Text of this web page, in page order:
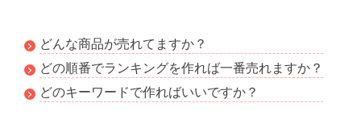
どんな商品が売れてますか？
どの順番でランキングを作れば一番売れますか？
どのキーワードで作ればいいですか？